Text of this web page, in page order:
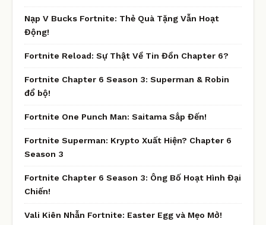
Nạp V Bucks Fortnite: Thẻ Quà Tặng Vẫn Hoạt
Động!
Fortnite Reload: Sự Thật Về Tin Đồn Chapter 6?
Fortnite Chapter 6 Season 3: Superman & Robin
đổ bộ!
Fortnite One Punch Man: Saitama Sắp Đến!
Fortnite Superman: Krypto Xuất Hiện? Chapter 6
Season 3
Fortnite Chapter 6 Season 3: Ông Bố Hoạt Hình Đại
Chiến!
Vali Kiên Nhẫn Fortnite: Easter Egg và Mẹo Mở!